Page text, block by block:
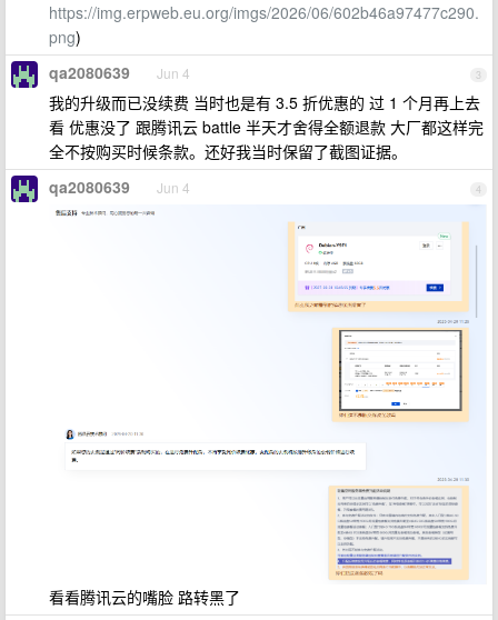
https://img.erpweb.eu.org/imgs/2026/06/602b46a97477c290.
png)
3
qa2080639 Jun 4
我的升级而已没续费 当时也是有 3.5 折优惠的 过 1 个月再上去
看 优惠没了 跟腾讯云 battle 半天才舍得全额退款 大厂都这样完
全不按购买时候条款。还好我当时保留了截图证据。
4
qa2080639 Jun 4
看看腾讯云的嘴脸 路转黑了